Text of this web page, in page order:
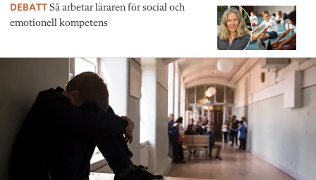
DEBATT Så arbetar läraren för social och
emotionell kompetens